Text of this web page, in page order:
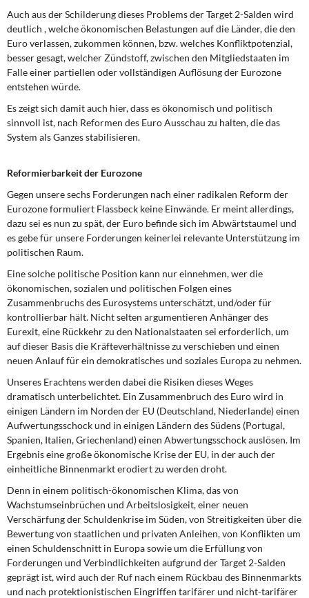
Auch aus der Schilderung dieses Problems der Target 2-Salden wird
deutlich , welche ökonomischen Belastungen auf die Länder, die den
Euro verlassen, zukommen können, bzw. welches Konfliktpotenzial,
besser gesagt, welcher Zündstoff, zwischen den Mitgliedstaaten im
Falle einer partiellen oder vollständigen Auflösung der Eurozone
entstehen würde.
Es zeigt sich damit auch hier, dass es ökonomisch und politisch
sinnvoll ist, nach Reformen des Euro Ausschau zu halten, die das
System als Ganzes stabilisieren.
Reformierbarkeit der Eurozone
Gegen unsere sechs Forderungen nach einer radikalen Reform der
Eurozone formuliert Flassbeck keine Einwände. Er meint allerdings,
dazu sei es nun zu spät, der Euro befinde sich im Abwärtstaumel und
es gebe für unsere Forderungen keinerlei relevante Unterstützung im
politischen Raum.
Eine solche politische Position kann nur einnehmen, wer die
ökonomischen, sozialen und politischen Folgen eines
Zusammenbruchs des Eurosystems unterschätzt, und/oder für
kontrollierbar hält. Nicht selten argumentieren Anhänger des
Eurexit, eine Rückkehr zu den Nationalstaaten sei erforderlich, um
auf dieser Basis die Kräfteverhältnisse zu verschieben und einen
neuen Anlauf für ein demokratisches und soziales Europa zu nehmen.
Unseres Erachtens werden dabei die Risiken dieses Weges
dramatisch unterbelichtet. Ein Zusammenbruch des Euro wird in
einigen Ländern im Norden der EU (Deutschland, Niederlande) einen
Aufwertungsschock und in einigen Ländern des Südens (Portugal,
Spanien, Italien, Griechenland) einen Abwertungsschock auslösen. Im
Ergebnis eine große ökonomische Krise der EU, in der auch der
einheitliche Binnenmarkt erodiert zu werden droht.
Denn in einem politisch-ökonomischen Klima, das von
Wachstumseinbrüchen und Arbeitslosigkeit, einer neuen
Verschärfung der Schuldenkrise im Süden, von Streitigkeiten über die
Bewertung von staatlichen und privaten Anleihen, von Konflikten um
einen Schuldenschnitt in Europa sowie um die Erfüllung von
Forderungen und Verbindlichkeiten aufgrund der Target 2-Salden
geprägt ist, wird auch der Ruf nach einem Rückbau des Binnenmarkts
und nach protektionistischen Eingriffen tarifärer und nicht-tarifärer